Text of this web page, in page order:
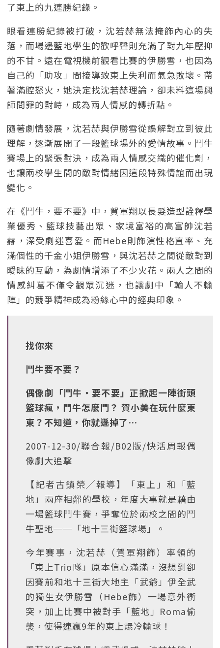
了東上的九連勝紀錄。
眼看連勝紀錄被打破，沈若赫無法掩飾內心的失
落，而場邊藍地學生的歡呼聲則充滿了對九年壓抑
的不甘。遠在電視機前觀看比賽的伊勝雪，也因為
自己的「助攻」間接導致東上失利而氣急敗壞。帶
著滿腔怒火，她決定找沈若赫理論，卻未料這場興
師問罪的對峙，成為兩人情感的轉折點。
隨著劇情發展，沈若赫與伊勝雪從誤解對立到彼此
理解，逐漸展開了一段籃球場外的愛情故事。鬥牛
賽場上的緊張對決，成為兩人情感交織的催化劑，
也讓兩校學生間的敵對情緒因這段特殊情誼而出現
變化。
在《鬥牛，要不要》中，賀軍翔以長髮造型詮釋學
業優秀、籃球技藝出眾、家境富裕的高富帥沈若
赫，深受劇迷喜愛。而Hebe則飾演性格直率、充
滿個性的千金小姐伊勝雪，與沈若赫之間從敵對到
曖昧的互動，為劇情增添了不少火花。兩人之間的
情感糾葛不僅令觀眾沉迷，也讓劇中「輸人不輸
陣」的競爭精神成為粉絲心中的經典印象。
找你來
鬥牛要不要？
偶像劇「鬥牛‧要不要」正掀起一陣街頭
籃球瘋，鬥牛怎麼鬥？ 賀小美在玩什麼東
東？不知道，你就遜掉了…
2007-12-30/聯合報/B02版/快活周報偶
像劇大追擊
【記者古鎮榮╱報導】「東上」和「藍
地」兩座相鄰的學校，年度大事就是藉由
一場籃球鬥牛賽，爭奪位於兩校之間的鬥
牛聖地──「地十三街籃球場」。
今年賽事，沈若赫（賀軍翔飾）率領的
「東上Trio隊」原本信心滿滿，沒想到卻
因賽前和地十三街大地主「武爺」伊全武
的獨生女伊勝雪（Hebe飾）一場意外衝
突，加上比賽中被對手「藍地」Roma偷
襲，使得連贏9年的東上爆冷輸球！